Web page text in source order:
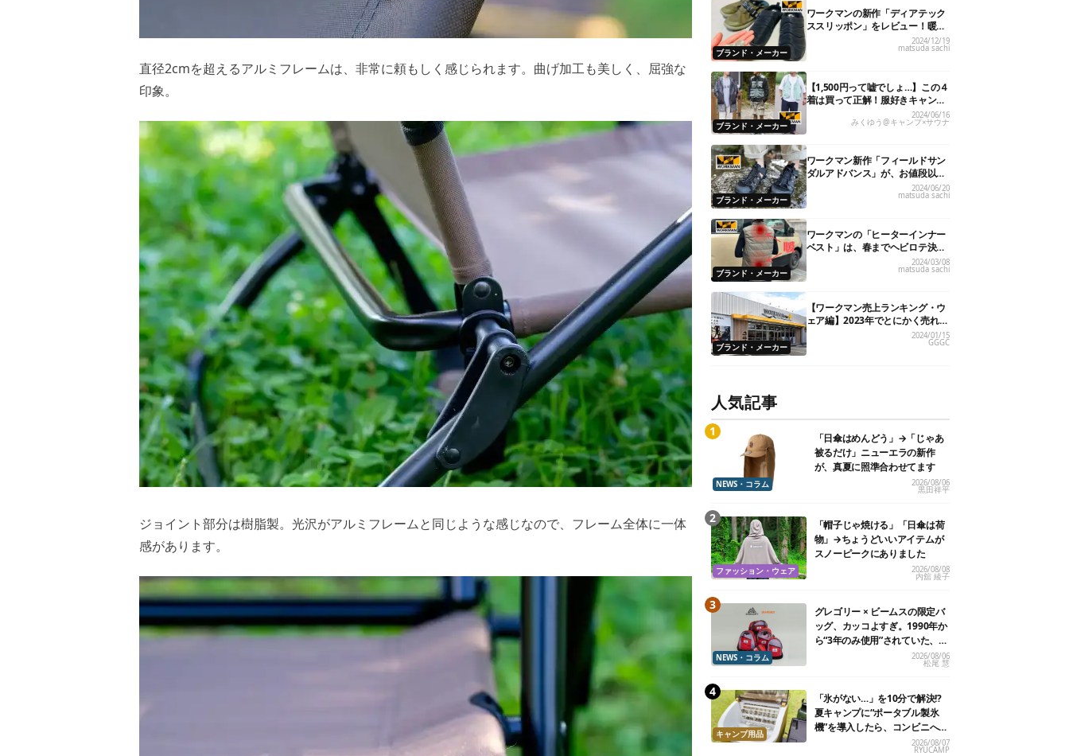
直径2cmを超えるアルミフレームは、非常に頼もしく感じられます。曲げ加工も美しく、屈強な
印象。
ジョイント部分は樹脂製。光沢がアルミフレームと同じような感じなので、フレーム全体に一体
感があります。
ブランド・メーカー
ワークマンの新作「ディアテック
ススリッポン」をレビュー！暖か
2024/12/19
matsuda sachi
ブランド・メーカー
【1,500円って嘘でしょ…】この４
着は買って正解！服好きキャンパ
ーの「ワークマン」ガチ買い夏服
2024/06/16
みくゆう@キャンプ×サウナ
ブランド・メーカー
ワークマン新作「フィールドサン
ダルアドバンス」が、お値段以上
のハイクオリティ！
2024/06/20
matsuda sachi
ブランド・メーカー
ワークマンの「ヒーターインナー
ベスト」は、春までヘビロテ決定
です！
2024/03/08
matsuda sachi
ブランド・メーカー
【ワークマン売上ランキング・ウ
ェア編】2023年でとにかく売れた
人気製品TOP5
2024/01/15
GGGC
人気記事
NEWS・コラム
「日傘はめんどう」→「じゃあ
被るだけ」ニューエラの新作
が、真夏に照準合わせてます
2026/08/06
黒田祥平
ファッション・ウェア
「帽子じゃ焼ける」「日傘は荷
物」→ちょうどいいアイテムが
スノーピークにありました
2026/08/08
内舘 綾子
NEWS・コラム
グレゴリー × ビームスの限定バ
ッグ、カッコよすぎ。1990年か
ら“3年のみ使用”されていた、紫
2026/08/06
松尾 慧
キャンプ用品
「氷がない…」を10分で解決!?
夏キャンプに“ポータブル製氷
機”を導入したら、コンビニへ走
2026/08/07
RYUCAMP